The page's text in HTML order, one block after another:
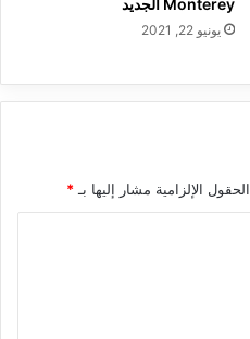
Monterey الجديد
يونيو 22, 2021
الحقول الإلزامية مشار إليها بـ *